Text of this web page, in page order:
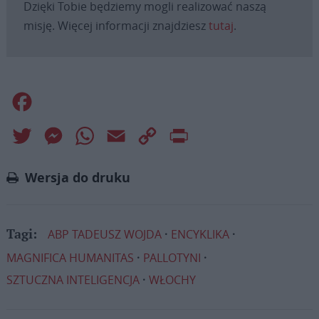
Dzięki Tobie będziemy mogli realizować naszą
misję. Więcej informacji znajdziesztutaj.
Twitter MessengerWhatsApp
Email
Copy
Wersja do druku
Tagi: ABP TADEUSZ WOJDA
ENCYKLIKA
MAGNIFICA HUMANITAS
PALLOTYNI
SZTUCZNA INTELIGENCJA WŁOCHY